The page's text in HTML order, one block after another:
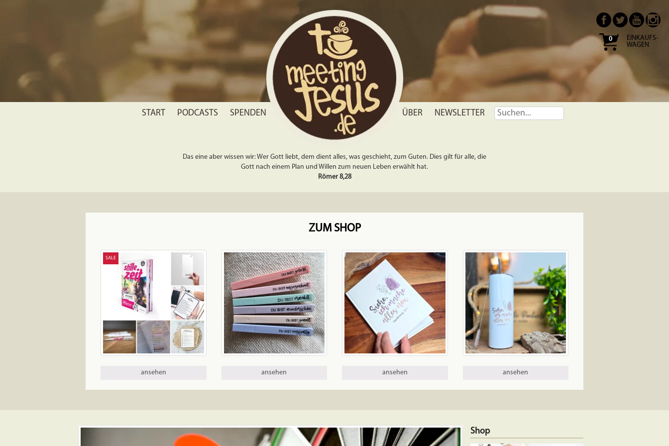
0
EINKAUFS-
WAGEN
START PODCASTS SPENDEN ÜBER NEWSLETTER
Das eine aber wissen wir: Wer Gott liebt, dem dient alles, was geschieht, zum Guten. Dies gilt für alle, die
Gott nach einem Plan und Willen zum neuen Leben erwählt hat.
Römer 8,28
ZUM SHOP
SALE
ansehen ansehen ansehen ansehen
Shop